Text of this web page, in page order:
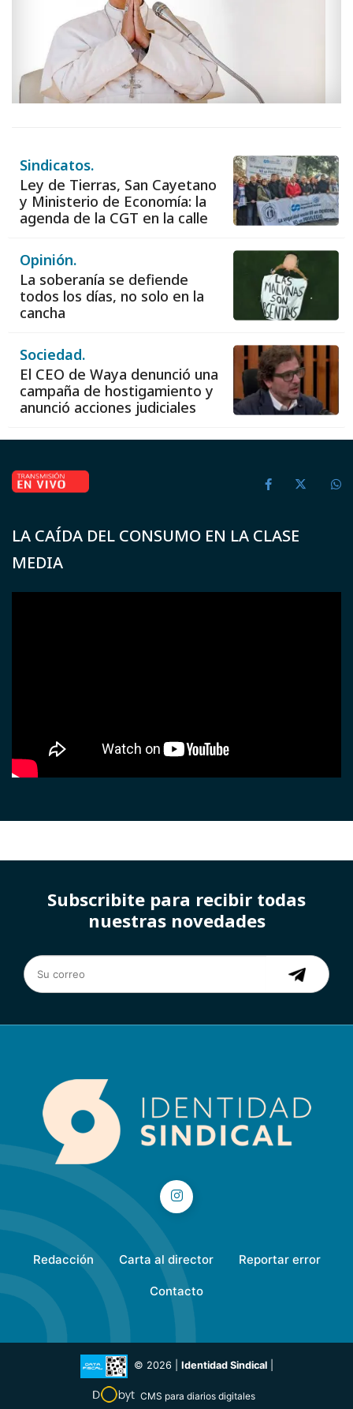
Sindicatos.
Ley de Tierras, San Cayetano
y Ministerio de Economía: la
agenda de la CGT en la calle
Opinión.
La soberanía se defiende
todos los días, no solo en la
cancha
Sociedad.
El CEO de Waya denunció una
campaña de hostigamiento y
anunció acciones judiciales
LA CAÍDA DEL CONSUMO EN LA CLASE
MEDIA
Subscribite para recibir todas
nuestras novedades
Redacción Carta al director Reportar error
Contacto
© 2026 | Identidad Sindical|
CMS para diarios digitales